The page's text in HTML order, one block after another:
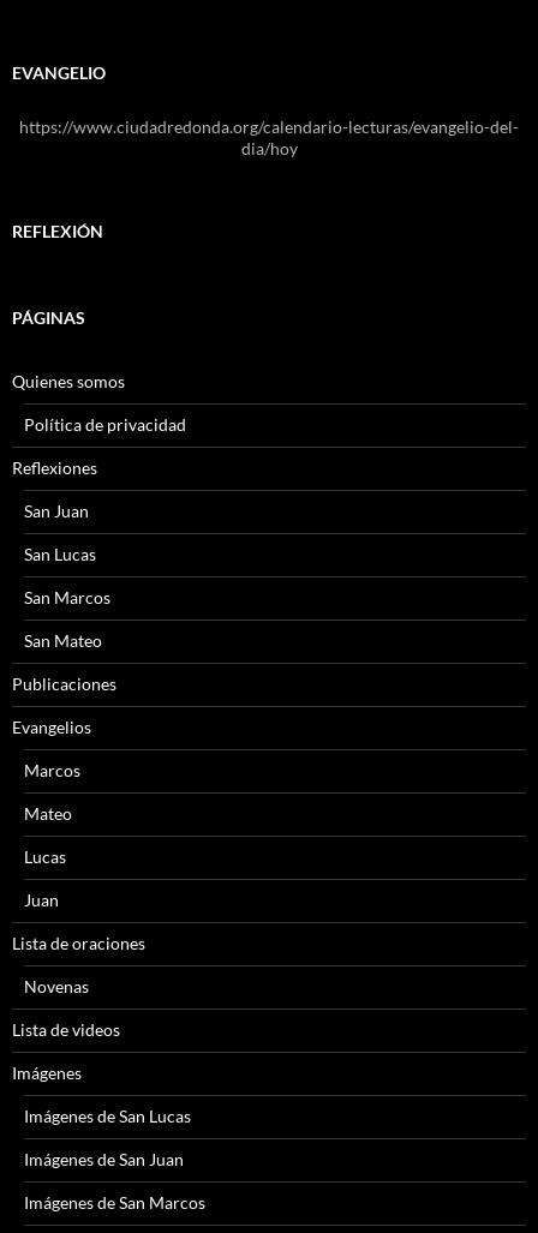
EVANGELIO
https://www.ciudadredonda.org/calendario-lecturas/evangelio-del-
dia/hoy
REFLEXIÓN
PÁGINAS
Quienes somos
Política de privacidad
Reflexiones
San Juan
San Lucas
San Marcos
San Mateo
Publicaciones
Evangelios
Marcos
Mateo
Lucas
Juan
Lista de oraciones
Novenas
Lista de videos
Imágenes
Imágenes de San Lucas
Imágenes de San Juan
Imágenes de San Marcos